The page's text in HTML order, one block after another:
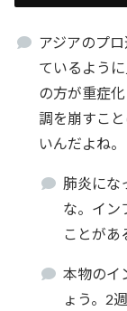
アジアのプ
ているよう
の方が重症
調を崩すこ
いんだよね。
肺炎にな
な。イン
ことがあ
本物のイ
ょう。2